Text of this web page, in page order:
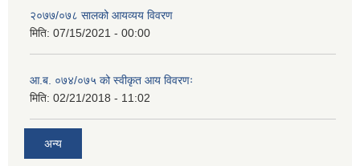
२०७७/०७८ सालको आयव्यय विवरण
मिति: 07/15/2021 - 00:00
आ.ब. ०७४/०७५ को स्वीकृत आय विवरणः
मिति: 02/21/2018 - 11:02
अन्य